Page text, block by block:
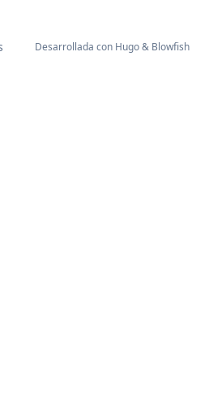
Desarrollada con Hugo& Blowfish